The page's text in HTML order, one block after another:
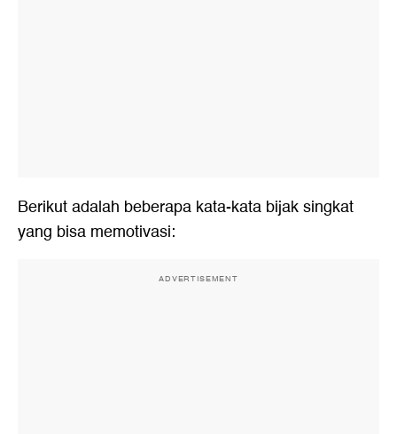
Berikut adalah beberapa kata-kata bijak singkat
yang bisa memotivasi:
ADVERTISEMENT